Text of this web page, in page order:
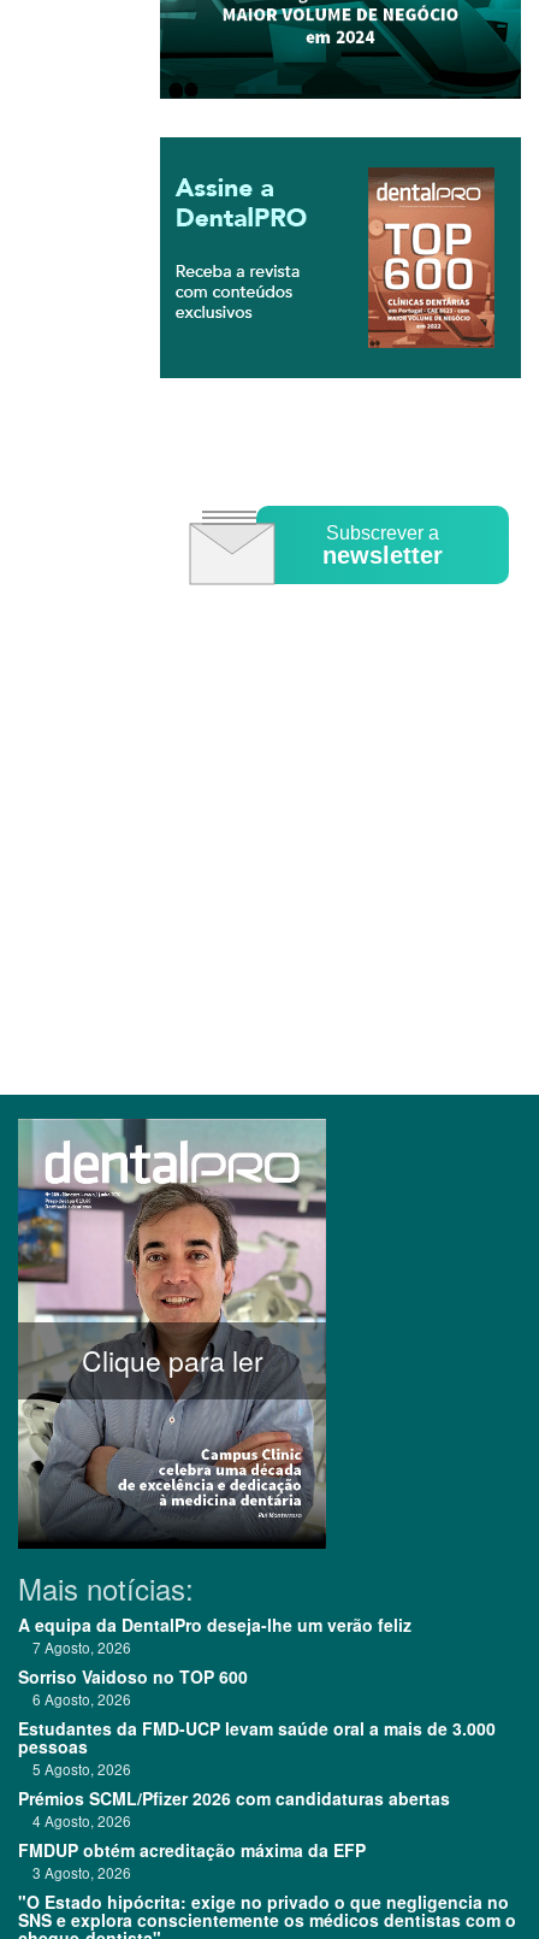
Subscrever a
newsletter
Clique para ler
Mais notícias:
A equipa da DentalPro deseja-lhe um verão feliz
7 Agosto, 2026
Sorriso Vaidoso no TOP 600
6 Agosto, 2026
Estudantes da FMD-UCP levam saúde oral a mais de 3.000
pessoas
5 Agosto, 2026
Prémios SCML/Pfizer 2026 com candidaturas abertas
4 Agosto, 2026
FMDUP obtém acreditação máxima da EFP
3 Agosto, 2026
"O Estado hipócrita: exige no privado o que negligencia no
SNS e explora conscientemente os médicos dentistas com o